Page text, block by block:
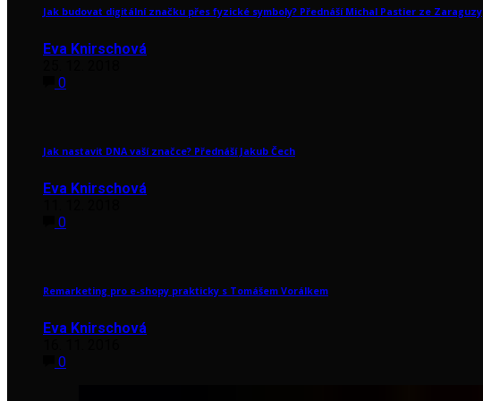
Jak budovat digitální značku přes fyzické symboly? Přednáší Michal Pastier ze Zaraguzy
Eva Knirschová
0
Jak nastavit DNA vaší značce? Přednáší Jakub Čech
Eva Knirschová
0
Remarketing pro e-shopy prakticky s Tomášem Vorálkem
Eva Knirschová
0